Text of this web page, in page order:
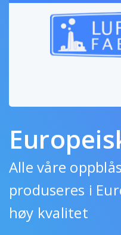
Alle våre
produseres i
høy kvalitet